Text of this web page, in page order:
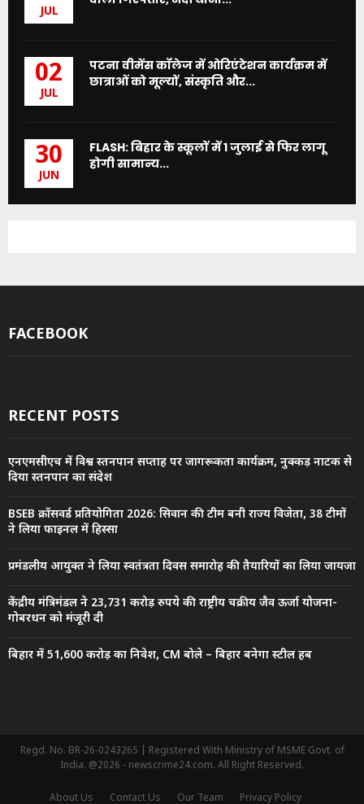
JUL
02
JUL
पटना वीमेंस कॉलेज में ओरिएंटेशन कार्यक्रम में
छात्राओं को मूल्यों, संस्कृति और...
30
JUN
FLASH: बिहार के स्कूलों में 1 जुलाई से फिर लागू
होगी सामान्य...
FACEBOOK
RECENT POSTS
एनएमसीएच में विश्व स्तनपान सप्ताह पर जागरूकता कार्यक्रम, नुक्कड़ नाटक से
दिया स्तनपान का संदेश
BSEB क्रॉसवर्ड प्रतियोगिता 2026: सिवान की टीम बनी राज्य विजेता, 38 टीमों
ने लिया फाइनल में हिस्सा
प्रमंडलीय आयुक्त ने लिया स्वतंत्रता दिवस समारोह की तैयारियों का लिया जायजा
केंद्रीय मंत्रिमंडल ने 23,731 करोड़ रुपये की राष्ट्रीय चक्रीय जैव ऊर्जा योजना-
गोबरधन को मंजूरी दी
बिहार में 51,600 करोड़ का निवेश, CM बोले – बिहार बनेगा स्टील हब
Regd. No. BR-26-0243265 | Registered With Ministry of MSME Govt. of
India. @2026 - newscrime24.com. All Right Reserved.
About Us Contact Us Our Team Privacy Policy